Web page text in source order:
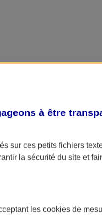
à être
sur ces petits fichiers
la sécurité du site et
les cookies de